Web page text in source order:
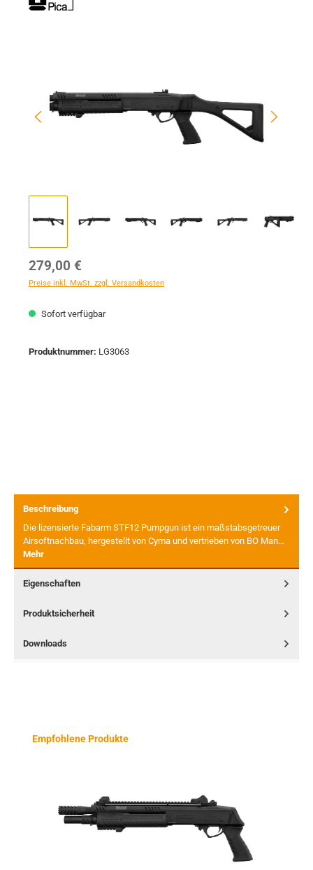
Regulärer Preis:
279,00 €
Preise inkl. MwSt. zzgl. Versandkosten
Sofort verfügbar
Produktnummer: LG3063
Beschreibung
Die lizensierte Fabarm STF12 Pumpgun ist ein maßstabsgetreuer
Airsoftnachbau, hergestellt von Cyma und vertrieben von BO Man…
Mehr
Eigenschaften
Produktsicherheit
Downloads
Produktgalerie überspringen
Empfohlene Produkte